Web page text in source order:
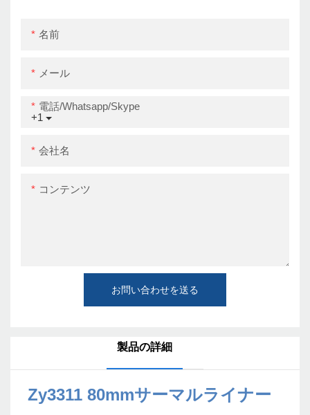
名前
メール
+1
電話/whatsapp/skype
会社名
コンテンツ
お問い合わせを送る
製品の詳細
Zy3311 80mmサーマルライナー